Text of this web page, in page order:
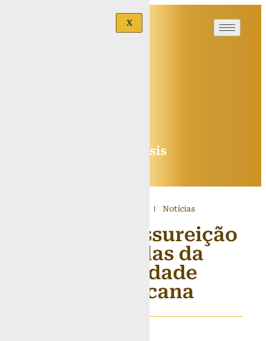
São Francisco de Assis
X
Notícias
Paixão e Ressureição
nas janelas da
Comunidade
Franciscana